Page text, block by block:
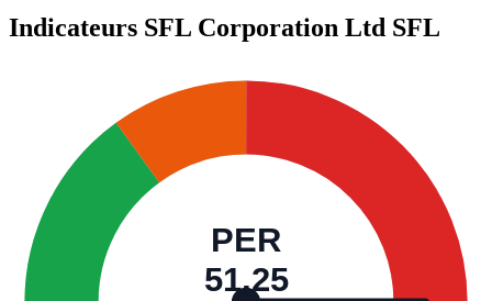
Indicateurs SFL Corporation Ltd SFL
PER
51,25